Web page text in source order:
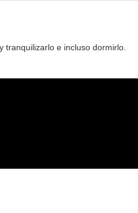
e incluso dormirlo.